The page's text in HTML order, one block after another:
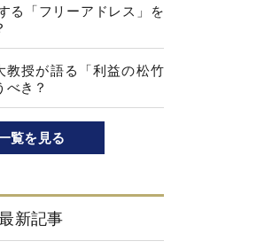
る「フリーアドレス」を
教授が語る「利益の松竹
き？
覧を見る
新記事